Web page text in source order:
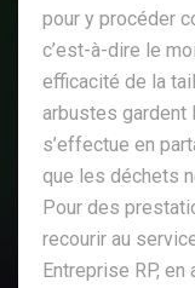
pour y procéder
c’est-à-dire le
efficacité de la
arbustes gardent
s’effectue en
que les déchets
Pour des
recourir au
Entreprise RP,